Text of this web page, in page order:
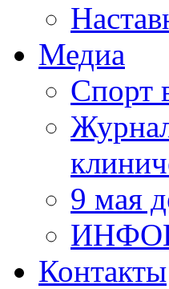
Медиа
Спорт
9 мая
Контакты